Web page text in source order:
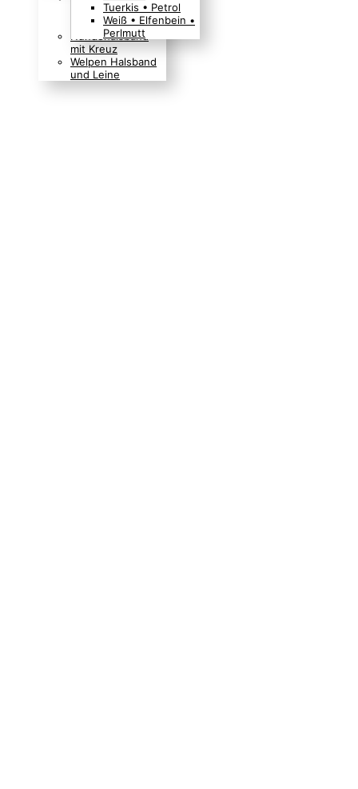
Boho Indianer
Hippie Look
Hundehalsband
mit Kreuz
Welpen Halsband
und Leine
Tuerkis • Petrol
Weiß • Elfenbein •
Perlmutt